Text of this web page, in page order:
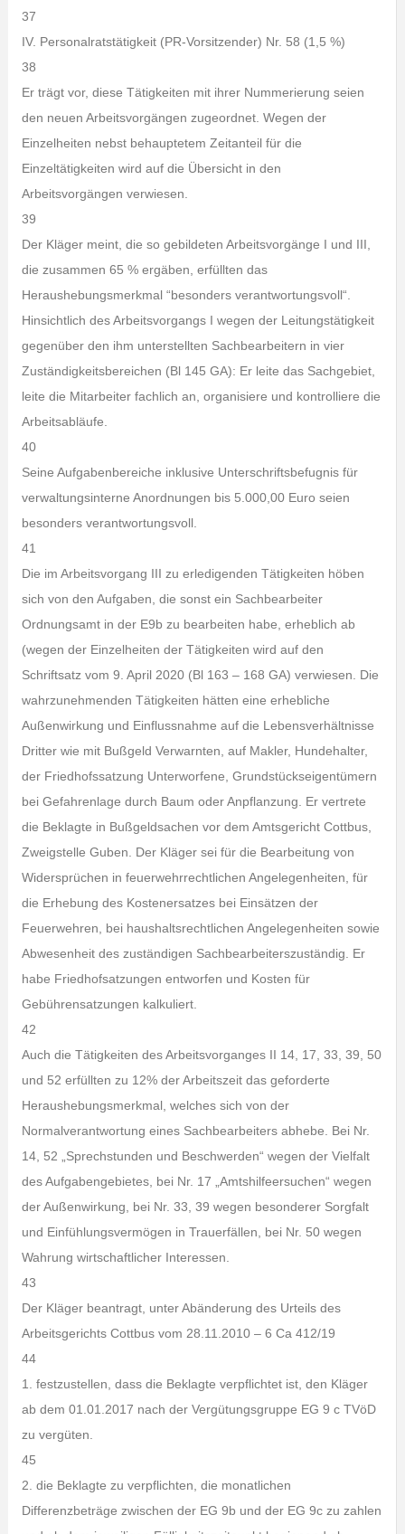
37
IV. Personalratstätigkeit (PR-Vorsitzender) Nr. 58 (1,5 %)
38
Er trägt vor, diese Tätigkeiten mit ihrer Nummerierung seien
den neuen Arbeitsvorgängen zugeordnet. Wegen der
Einzelheiten nebst behauptetem Zeitanteil für die
Einzeltätigkeiten wird auf die Übersicht in den
Arbeitsvorgängen verwiesen.
39
Der Kläger meint, die so gebildeten Arbeitsvorgänge I und III,
die zusammen 65 % ergäben, erfüllten das
Heraushebungsmerkmal “besonders verantwortungsvoll“.
Hinsichtlich des Arbeitsvorgangs I wegen der Leitungstätigkeit
gegenüber den ihm unterstellten Sachbearbeitern in vier
Zuständigkeitsbereichen (Bl 145 GA): Er leite das Sachgebiet,
leite die Mitarbeiter fachlich an, organisiere und kontrolliere die
Arbeitsabläufe.
40
Seine Aufgabenbereiche inklusive Unterschriftsbefugnis für
verwaltungsinterne Anordnungen bis 5.000,00 Euro seien
besonders verantwortungsvoll.
41
Die im Arbeitsvorgang III zu erledigenden Tätigkeiten höben
sich von den Aufgaben, die sonst ein Sachbearbeiter
Ordnungsamt in der E9b zu bearbeiten habe, erheblich ab
(wegen der Einzelheiten der Tätigkeiten wird auf den
Schriftsatz vom 9. April 2020 (Bl 163 – 168 GA) verwiesen. Die
wahrzunehmenden Tätigkeiten hätten eine erhebliche
Außenwirkung und Einflussnahme auf die Lebensverhältnisse
Dritter wie mit Bußgeld Verwarnten, auf Makler, Hundehalter,
der Friedhofssatzung Unterworfene, Grundstückseigentümern
bei Gefahrenlage durch Baum oder Anpflanzung. Er vertrete
die Beklagte in Bußgeldsachen vor dem Amtsgericht Cottbus,
Zweigstelle Guben. Der Kläger sei für die Bearbeitung von
Widersprüchen in feuerwehrrechtlichen Angelegenheiten, für
die Erhebung des Kostenersatzes bei Einsätzen der
Feuerwehren, bei haushaltsrechtlichen Angelegenheiten sowie
Abwesenheit des zuständigen Sachbearbeiterszuständig. Er
habe Friedhofsatzungen entworfen und Kosten für
Gebührensatzungen kalkuliert.
42
Auch die Tätigkeiten des Arbeitsvorganges II 14, 17, 33, 39, 50
und 52 erfüllten zu 12% der Arbeitszeit das geforderte
Heraushebungsmerkmal, welches sich von der
Normalverantwortung eines Sachbearbeiters abhebe. Bei Nr.
14, 52 „Sprechstunden und Beschwerden“ wegen der Vielfalt
des Aufgabengebietes, bei Nr. 17 „Amtshilfeersuchen“ wegen
der Außenwirkung, bei Nr. 33, 39 wegen besonderer Sorgfalt
und Einfühlungsvermögen in Trauerfällen, bei Nr. 50 wegen
Wahrung wirtschaftlicher Interessen.
43
Der Kläger beantragt, unter Abänderung des Urteils des
Arbeitsgerichts Cottbus vom 28.11.2010 – 6 Ca 412/19
44
1. festzustellen, dass die Beklagte verpflichtet ist, den Kläger
ab dem 01.01.2017 nach der Vergütungsgruppe EG 9 c TVöD
zu vergüten.
45
2. die Beklagte zu verpflichten, die monatlichen
Differenzbeträge zwischen der EG 9b und der EG 9c zu zahlen